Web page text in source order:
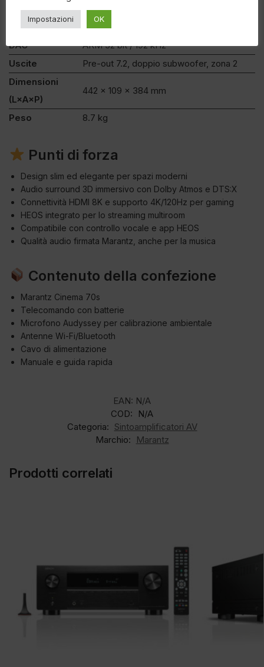
Deezer
Controlli vocali
Alexa, Google, Siri (via AirPlay)
DAC
AKM 32 bit / 192 kHz
Uscite
Pre-out 7.2, doppio subwoofer, zona 2
Dimensioni
(L×A×P)
442 × 109 × 384 mm
Peso 8.7 kg
Punti di forza
Design slim ed elegante per spazi moderni
Audio surround 3D immersivo con Dolby Atmos e DTS:X
Connettività HDMI 8K e supporto 4K/120Hz per gaming
HEOS integrato per lo streaming multiroom
Compatibile con controllo vocale e app HEOS
Qualità audio firmata Marantz, anche per la musica
Contenuto della confezione
Marantz Cinema 70s
Telecomando con batterie
Microfono Audyssey per calibrazione ambientale
Antenne Wi-Fi/Bluetooth
Cavo di alimentazione
Manuale e guida rapida
EAN: N/A
COD:
N/A
Categoria: Sintoamplificatori AV
Marchio:
Marantz
Prodotti correlati
Impostazioni OK